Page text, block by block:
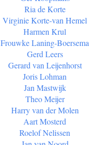
Ria de Korte
Virginie Korte-van Hemel
Harmen Krul
Frouwke Laning-Boersema
Gerd Leers
Gerard van Leijenhorst
Joris Lohman
Jan Mastwijk
Theo Meijer
Harry van der Molen
Aart Mosterd
Roelof Nelissen